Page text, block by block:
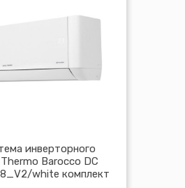
инверторного
Barocco DC
white комплект